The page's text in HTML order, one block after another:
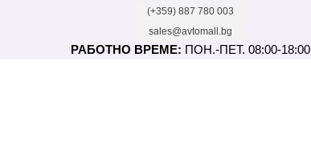
(+359) 887 780 003
sales@avtomall.bg
РАБОТНО ВРЕМЕ: ПОН.-ПЕТ. 08:00-18:00